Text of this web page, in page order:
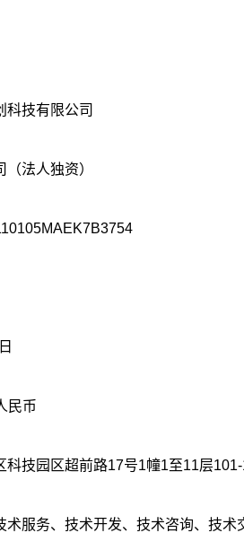
科技有限公司
法人独资）
民币
科技园区超前路17号1幢1至11层
术服务、技术开发、技术咨询、技术